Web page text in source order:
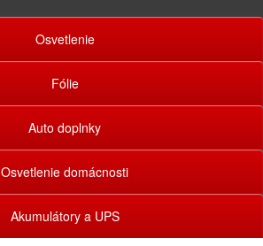
Osvetlenie
Fólie
Auto doplnky
Osvetlenie domácnosti
Akumulátory a UPS